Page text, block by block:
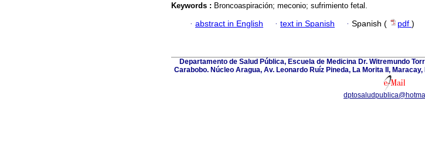
Keywords : Broncoaspiración; meconio; sufrimiento fetal.
· abstract in English · text in Spanish · Spanish ( pdf )
Departamento de Salud Pública, Escuela de Medicina Dr. Witremundo
Carabobo. Núcleo Aragua, Av. Leonardo Ruíz Pineda, La Morita II,